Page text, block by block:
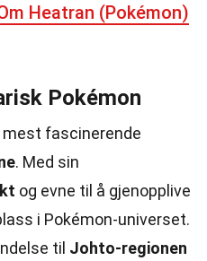
Heatran (Pokémon)
Pokémon
mest fascinerende
. Med sin
og evne til å gjenopplive
i Pokémon-universet.
til Johto-regionen